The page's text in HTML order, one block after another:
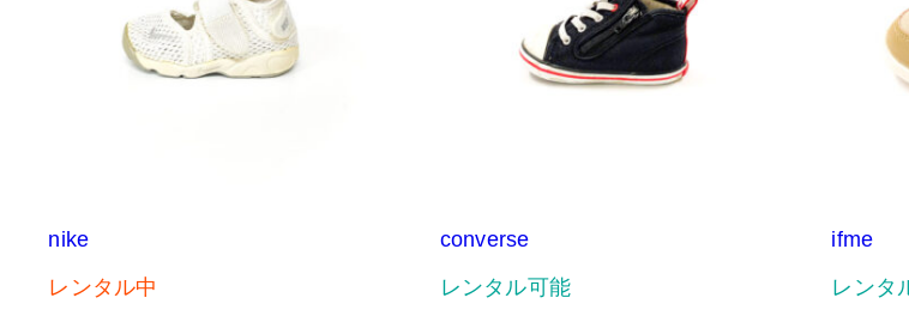
nike
レンタル中
converse
レンタル可能
ifme
レンタ